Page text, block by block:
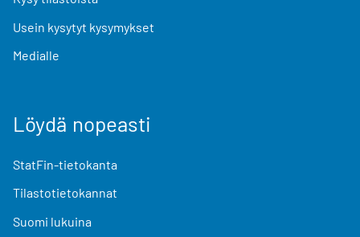
Usein kysytyt kysymykset
Medialle
Löydä nopeasti
StatFin-tietokanta
Tilastotietokannat
Suomi lukuina